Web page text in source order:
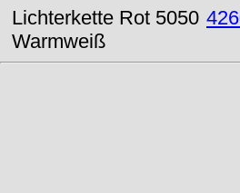
Lichterkette Rot 5050
Warmweiß